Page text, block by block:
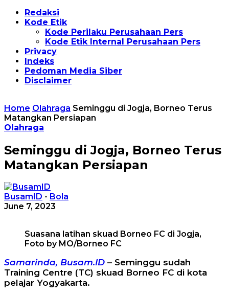
Redaksi
Kode Etik
Kode Perilaku Perusahaan Pers
Kode Etik Internal Perusahaan Pers
Privacy
Indeks
Pedoman Media Siber
Disclaimer
Home Olahraga Seminggu di Jogja, Borneo Terus
Matangkan Persiapan
Olahraga
Seminggu di Jogja, Borneo Terus
Matangkan Persiapan
BusamID - Bola
June 7, 2023
Suasana latihan skuad Borneo FC di Jogja,
Foto by MO/Borneo FC
Samarinda, Busam.ID – Seminggu sudah
Training Centre (TC) skuad Borneo FC di kota
pelajar Yogyakarta.